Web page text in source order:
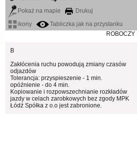
Pokaż na mapie
Drukuj
ikony
Tabliczka jak na przystanku
ROBOCZY
B
Zakłócenia ruchu powodują zmiany czasów
odjazdów
Tolerancja: przyspieszenie - 1 min.
opóźnienie - do 4 min.
Kopiowanie i rozpowszechnianie rozkładów
jazdy w celach zarobkowych bez zgody MPK
Łódź Spółka z o.o jest zabronione.